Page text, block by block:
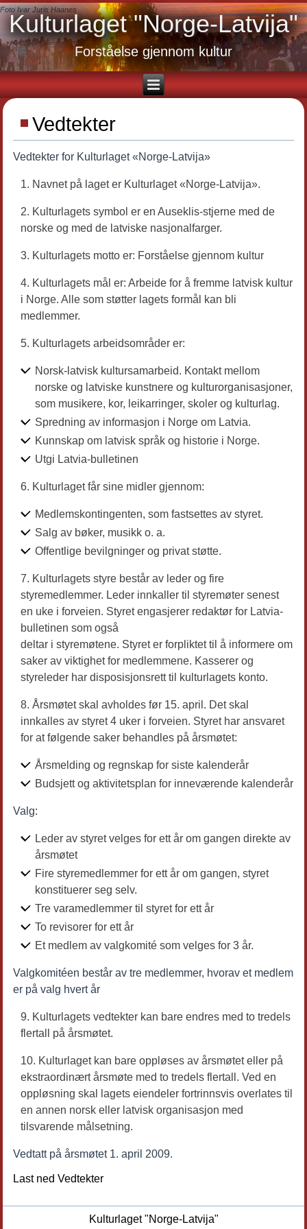
Foto Ivar Juris Haanes
Kulturlaget "Norge-Latvija"
Forståelse gjennom kultur
Vedtekter
Vedtekter for Kulturlaget «Norge-Latvija»
Navnet på laget er Kulturlaget «Norge-Latvija».
Kulturlagets symbol er en Auseklis-stjerne med de
norske og med de latviske nasjonalfarger.
Kulturlagets motto er: Forståelse gjennom kultur
Kulturlagets mål er: Arbeide for å fremme latvisk kultur
i Norge. Alle som støtter lagets formål kan bli
medlemmer.
Kulturlagets arbeidsområder er:
Norsk-latvisk kultursamarbeid. Kontakt mellom
norske og latviske kunstnere og kulturorganisasjoner,
som musikere, kor, leikarringer, skoler og kulturlag.
Spredning av informasjon i Norge om Latvia.
Kunnskap om latvisk språk og historie i Norge.
Utgi Latvia-bulletinen
Kulturlaget får sine midler gjennom:
Medlemskontingenten, som fastsettes av styret.
Salg av bøker, musikk o. a.
Offentlige bevilgninger og privat støtte.
Kulturlagets styre består av leder og fire
styremedlemmer. Leder innkaller til styremøter senest
en uke i forveien. Styret engasjerer redaktør for Latvia-
bulletinen som også
deltar i styremøtene. Styret er forpliktet til å informere om
saker av viktighet for medlemmene. Kasserer og
styreleder har disposisjonsrett til kulturlagets konto.
Årsmøtet skal avholdes før 15. april. Det skal
innkalles av styret 4 uker i forveien. Styret har ansvaret
for at følgende saker behandles på årsmøtet:
Årsmelding og regnskap for siste kalenderår
Budsjett og aktivitetsplan for inneværende kalenderår
Valg:
Leder av styret velges for ett år om gangen direkte av
årsmøtet
Fire styremedlemmer for ett år om gangen, styret
konstituerer seg selv.
Tre varamedlemmer til styret for ett år
To revisorer for ett år
Et medlem av valgkomité som velges for 3 år.
Valgkomitéen består av tre medlemmer, hvorav et medlem
er på valg hvert år
Kulturlagets vedtekter kan bare endres med to tredels
flertall på årsmøtet.
Kulturlaget kan bare oppløses av årsmøtet eller på
ekstraordinært årsmøte med to tredels flertall. Ved en
oppløsning skal lagets eiendeler fortrinnsvis overlates til
en annen norsk eller latvisk organisasjon med
tilsvarende målsetning.
Vedtatt på årsmøtet 1. april 2009.
Last ned Vedtekter
Kulturlaget "Norge-Latvija"